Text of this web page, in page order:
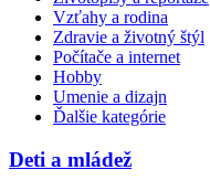
Vzťahy a rodina
Zdravie a životný štýl
Počítače a internet
Hobby
Umenie a dizajn
Ďalšie kategórie
Deti a mládež